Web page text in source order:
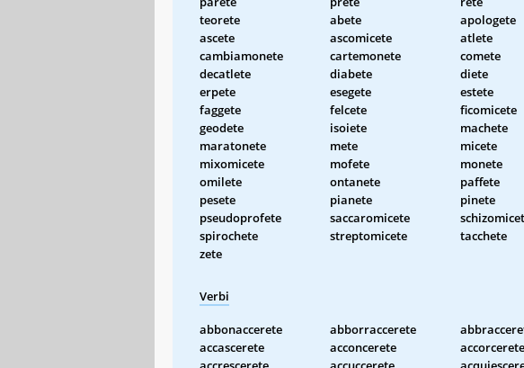
teorete
abete apologete
ascete
ascomicete atlete
cambiamonete
cartemonete comete
decatlete
diabete diete
erpete
esegete estete
faggete
felcete ficomicete
geodete
isoiete machete
maratonete
mete micete
mixomicete
mofete monete
omilete
ontanete paffete
pesete
pianete pinete
pseudoprofete
saccaromicete
spirochete
streptomicete tacchete
zete
Verbi
abbonaccerete abborraccerete
accascerete
acconcerete accorcerete